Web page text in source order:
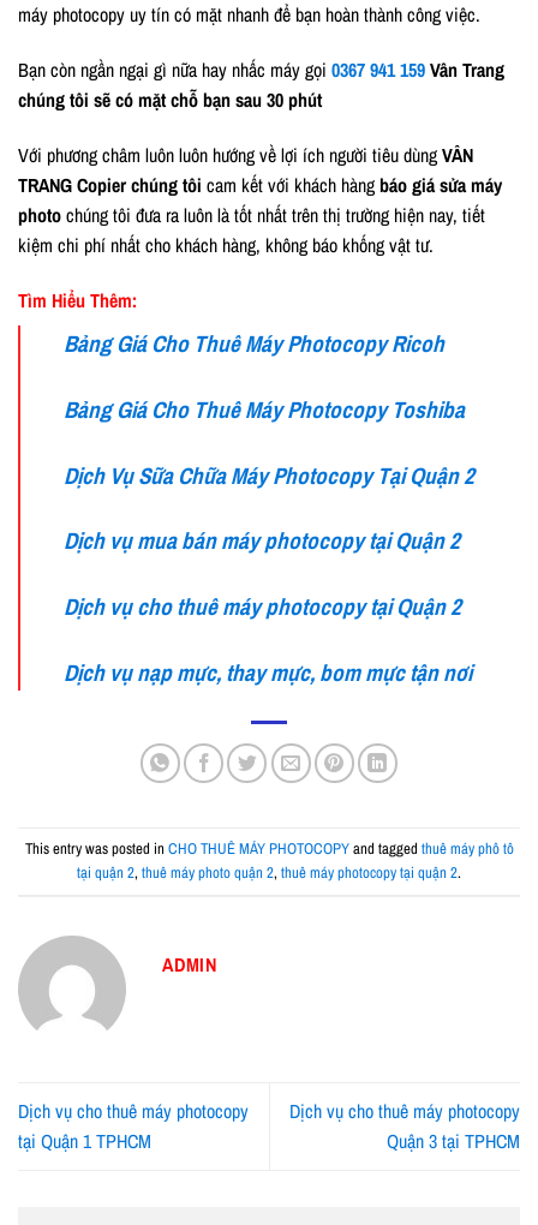
máy photocopy uy tín có mặt nhanh để bạn hoàn thành công việc.
Bạn còn ngần ngại gì nữa hay nhấc máy gọi 0367 941 159Vân Trang
chúng tôi sẽ có mặt chỗ bạn sau 30 phút
Với phương châm luôn luôn hướng về lợi ích người tiêu dùngVÂN
TRANG Copier chúng tôi cam kết với khách hàngbáo giá sửa máy
photochúng tôi đưa ra luôn là tốt nhất trên thị trường hiện nay, tiết
kiệm chi phí nhất cho khách hàng, không báo khống vật tư.
Tìm Hiểu Thêm:
Bảng Giá Cho Thuê Máy Photocopy Ricoh
Bảng Giá Cho Thuê Máy Photocopy Toshiba
Dịch Vụ Sữa Chữa Máy Photocopy Tại Quận 2
Dịch vụ mua bán máy photocopy tại Quận 2
Dịch vụ cho thuê máy photocopy tại Quận 2
Dịch vụ nạp mực, thay mực, bom mực tận nơi
This entry was posted in CHO THUÊ MÁY PHOTOCOPYand tagged thuê máy phô tô
tại quận 2, thuê máy photo quận 2, thuê máy photocopy tại quận 2.
ADMIN
Dịch vụ cho thuê máy photocopy
tại Quận 1 TPHCM
Dịch vụ cho thuê máy photocopy
Quận 3 tại TPHCM